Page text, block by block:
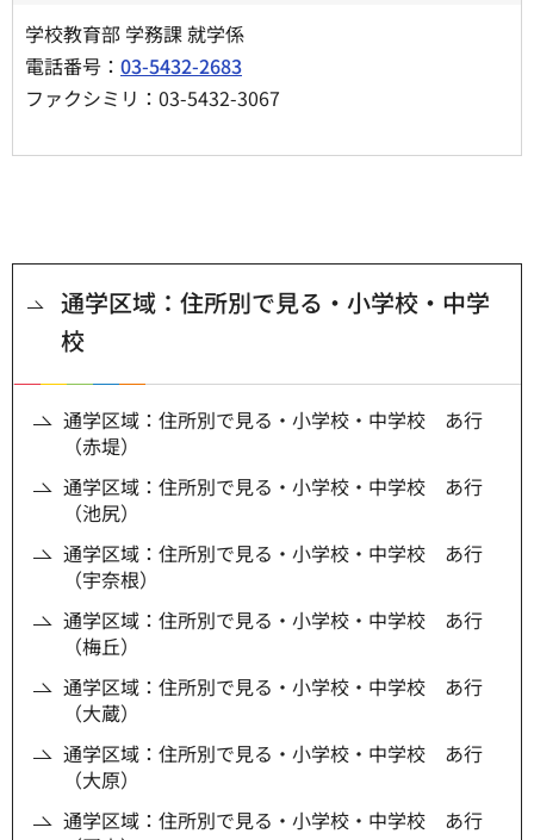
学校教育部 学務課 就学係
電話番号： 03-5432-2683
ファクシミリ：03-5432-3067
通学区域：住所別で見る・小学校・中学
校
通学区域：住所別で見る・小学校・中学校 あ行
（赤堤）
通学区域：住所別で見る・小学校・中学校 あ行
（池尻）
通学区域：住所別で見る・小学校・中学校 あ行
（宇奈根）
通学区域：住所別で見る・小学校・中学校 あ行
（梅丘）
通学区域：住所別で見る・小学校・中学校 あ行
（大蔵）
通学区域：住所別で見る・小学校・中学校 あ行
（大原）
通学区域：住所別で見る・小学校・中学校 あ行